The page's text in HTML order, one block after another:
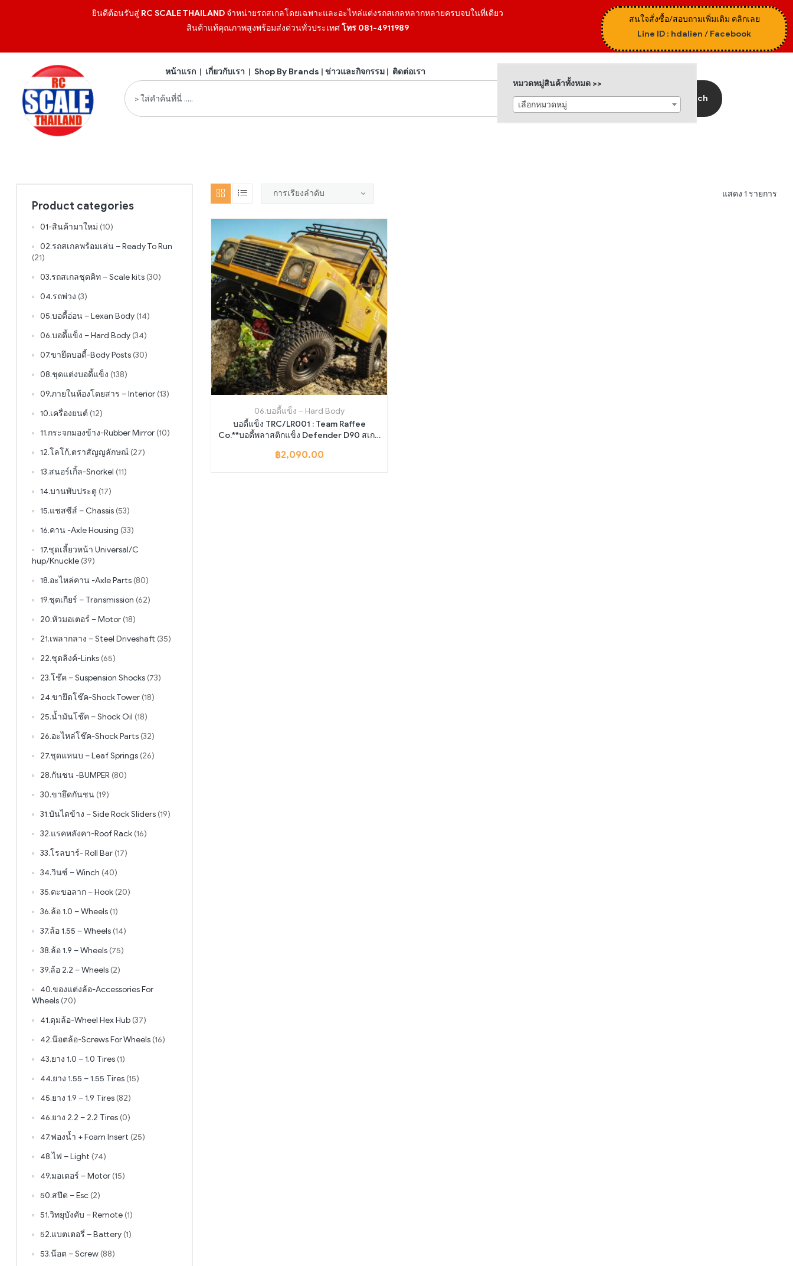
ยินดีต้อนรับสู่ RC SCALE THAILANDจำหน่ายรถสเกลโดยเฉพาะและอะไหล่แต่งรถสเกลหลากหลายครบจบในที่เดียว
สินค้าแท้คุณภาพสูงพร้อมส่งด่วนทั่วประเทศโทร 081-4911989
สนใจสั่งซื้อ/สอบถามเพิ่มเติม คลิกเลย
Line ID : hdalien / Facebook
หน้าแรก| เกี่ยวกับเรา | Shop By Brands | ข่าวและกิจกรรม| ติดต่อเรา
Search
หมวดหมู่สินค้าทั้งหมด >>
เลือกหมวดหมู่
แสดง 1 รายการ
06.บอดี้แข็ง – Hard Body
บอดี้แข็ง TRC/LR001 : Team Raffee
Co.**บอดี้พลาสติกแข็ง Defender D90 สเกล
฿2,090.00
Product categories
01-สินค้ามาใหม่ (10)
02.รถสเกลพร้อมเล่น – Ready To Run
(21)
03.รถสเกลชุดคิท – Scale kits (30)
04.รถพ่วง (3)
05.บอดี้อ่อน – Lexan Body (14)
06.บอดี้แข็ง – Hard Body (34)
07.ขายึดบอดี้-Body Posts (30)
08.ชุดแต่งบอดี้แข็ง (138)
09.ภายในห้องโดยสาร – Interior (13)
10.เครื่องยนต์ (12)
11.กระจกมองข้าง-Rubber Mirror (10)
12.โลโก้,ตราสัญญลักษณ์ (27)
13.สนอร์เกิ้ล-Snorkel (11)
14.บานพับประตู (17)
15.แชสซีส์ – Chassis (53)
16.คาน -Axle Housing (33)
17.ชุดเลี้ยวหน้า Universal/C
hup/Knuckle (39)
18.อะไหล่คาน -Axle Parts (80)
19.ชุดเกียร์ – Transmission (62)
20.หัวมอเตอร์ – Motor (18)
21.เพลากลาง – Steel Driveshaft (35)
22.ชุดลิงค์-Links (65)
23.โช๊ค – Suspension Shocks (73)
24.ขายึดโช๊ค-Shock Tower (18)
25.น้ำมันโช๊ค – Shock Oil (18)
26.อะไหล่โช๊ค-Shock Parts (32)
27.ชุดแหนบ – Leaf Springs (26)
28.กันชน -BUMPER (80)
30.ขายึดกันชน (19)
31.บันไดข้าง – Side Rock Sliders (19)
32.แรคหลังคา-Roof Rack (16)
33.โรลบาร์- Roll Bar (17)
34.วินซ์ – Winch (40)
35.ตะขอลาก – Hook (20)
36.ล้อ 1.0 – Wheels (1)
37.ล้อ 1.55 – Wheels (14)
38.ล้อ 1.9 – Wheels (75)
39.ล้อ 2.2 – Wheels (2)
40.ของแต่งล้อ-Accessories For
Wheels (70)
41.ดุมล้อ-Wheel Hex Hub (37)
42.น๊อตล้อ-Screws For Wheels (16)
43.ยาง 1.0 – 1.0 Tires (1)
44.ยาง 1.55 – 1.55 Tires (15)
45.ยาง 1.9 – 1.9 Tires (82)
46.ยาง 2.2 – 2.2 Tires (0)
47.ฟองน้ำ + Foam Insert (25)
48.ไฟ – Light (74)
49.มอเตอร์ – Motor (15)
50.สปีด – Esc (2)
51.วิทยุบังคับ – Remote (1)
52.แบตเตอรี่ – Battery (1)
53.น๊อต – Screw (88)